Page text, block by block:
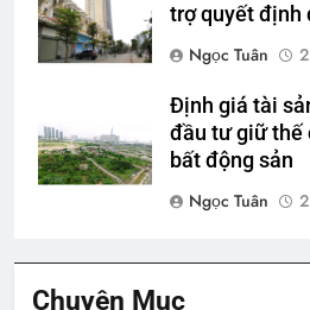
trợ quyết định
Ngọc Tuân
Định giá tài
đầu tư giữ thế
bất động sản
Ngọc Tuân
Chuyên Mục